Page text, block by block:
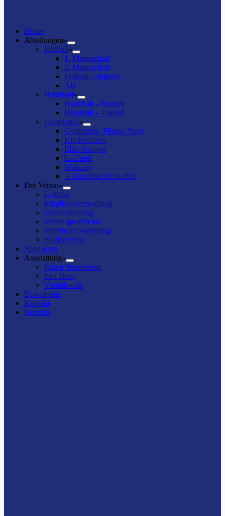
Home
Abteilungen
Fußball
1. Mannschaft
2. Mannschaft
Fußball – Jugend
AH
Handball
Handball – Damen
Handball – Jugend
Gymnastik
Gymnastik, Pilates, Yoga
Kinderturnen
EISs-Gruppe
Lauftreff
Walking
`s Hirschbachschleiferl
Der Verein
Leitbild
Mitgliederverwaltung
Vereinsführung
Vereinsgeschichte
Sportheim Sanierung
Förderverein
Sponsoren
Ausstattung
Erima Sportswear
Fan Shop
Vorteilswelt
Downloads
Kontakt
Berichte